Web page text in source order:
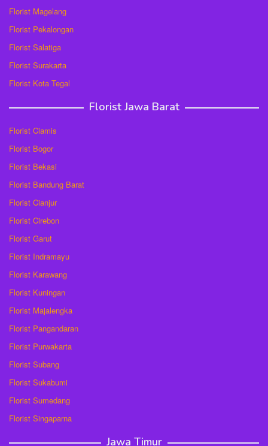
Florist Magelang
Florist Pekalongan
Florist Salatiga
Florist Surakarta
Florist Kota Tegal
Florist Jawa Barat
Florist Ciamis
Florist Bogor
Florist Bekasi
Florist Bandung Barat
Florist Cianjur
Florist Cirebon
Florist Garut
Florist Indramayu
Florist Karawang
Florist Kuningan
Florist Majalengka
Florist Pangandaran
Florist Purwakarta
Florist Subang
Florist Sukabumi
Florist Sumedang
Florist Singaparna
Jawa Timur